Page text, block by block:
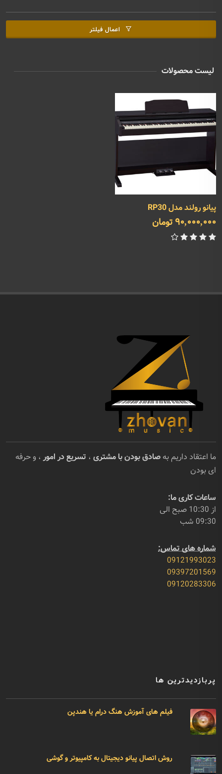
اعمال فیلتر
لیست محصولات
پیانو رولند مدل RP30
90,000,000 تومان
ما اعتقاد داریم به صادق بودن با مشتری ، تسریع در امور ، و حرفه
ای بودن
ساعات کاری ما:
از 10:30 صبح الی
09:30 شب
شماره های تماس:
09121993023
09397201569
09120283306
پربازدیدترین ها
فیلم های آموزش هنگ درام یا هندپن
روش اتصال پیانو دیجیتال به کامپیوتر و گوشی